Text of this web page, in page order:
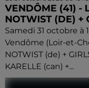
VENDÔME (41) -
NOTWIST (DE) +
Samedi 31 octobre à
Vendôme (Loir-et-
NOTWIST (de) +
KARELLE (can) +...